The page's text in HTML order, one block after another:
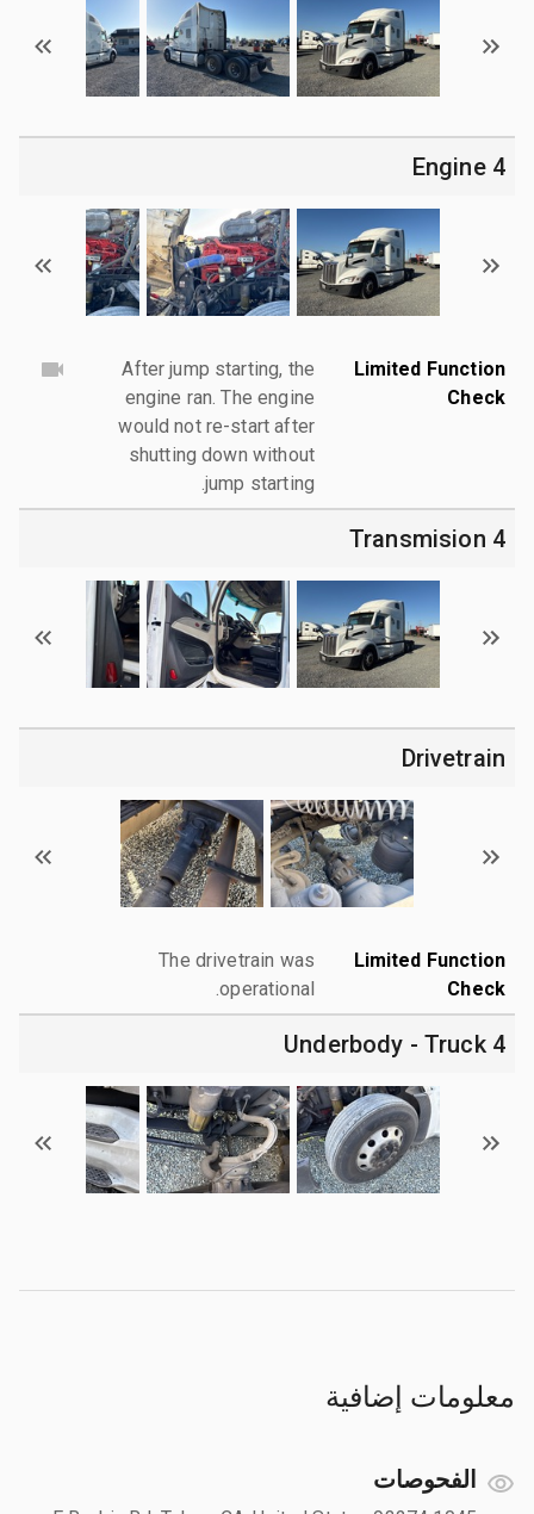
4 Engine
Limited Function
Check
After jump starting, the
engine ran. The engine
would not re-start after
shutting down without
jump starting.
4 Transmision
Drivetrain
Limited Function
Check
The drivetrain was
operational.
4 Underbody - Truck
معلومات إضافية
الفحوصات